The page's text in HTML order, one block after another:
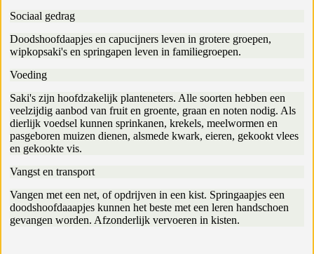
Sociaal gedrag
Doodshoofdaapjes en capucijners leven in grotere groepen,
wipkopsaki's en springapen leven in familiegroepen.
Voeding
Saki's zijn hoofdzakelijk planteneters. Alle soorten hebben een
veelzijdig aanbod van fruit en groente, graan en noten nodig. Als
dierlijk voedsel kunnen sprinkanen, krekels, meelwormen en
pasgeboren muizen dienen, alsmede kwark, eieren, gekookt vlees
en gekookte vis.
Vangst en transport
Vangen met een net, of opdrijven in een kist. Springaapjes een
doodshoofdaaapjes kunnen het beste met een leren handschoen
gevangen worden. Afzonderlijk vervoeren in kisten.